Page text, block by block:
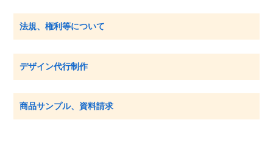
法規、権利等について
デザイン代行制作
商品サンプル、資料請求